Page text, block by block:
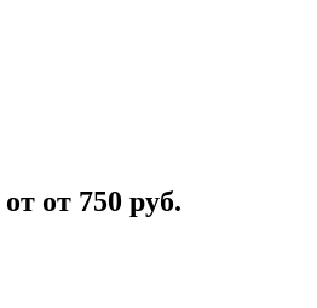
от от 750 руб.